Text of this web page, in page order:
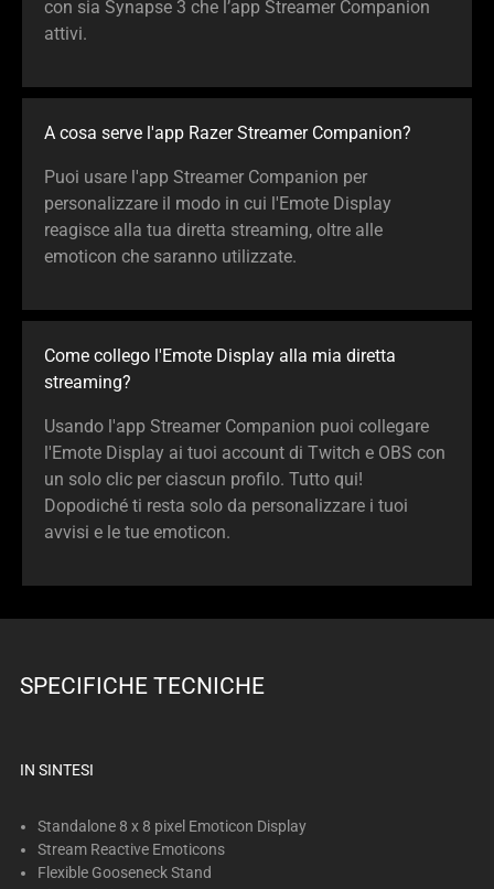
con sia Synapse 3 che l’app Streamer Companion
attivi.
A cosa serve l'app Razer Streamer Companion?
Puoi usare l'app Streamer Companion per
personalizzare il modo in cui l'Emote Display
reagisce alla tua diretta streaming, oltre alle
emoticon che saranno utilizzate.
Come collego l'Emote Display alla mia diretta
streaming?
Usando l'app Streamer Companion puoi collegare
l'Emote Display ai tuoi account di Twitch e OBS con
un solo clic per ciascun profilo. Tutto qui!
Dopodiché ti resta solo da personalizzare i tuoi
avvisi e le tue emoticon.
SPECIFICHE TECNICHE
IN SINTESI
Standalone 8 x 8 pixel Emoticon Display
Stream Reactive Emoticons
Flexible Gooseneck Stand